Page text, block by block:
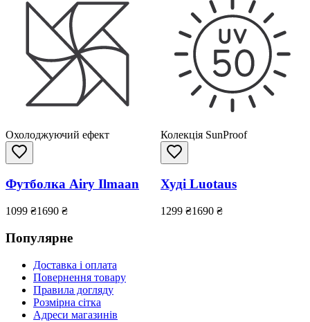
Охолоджуючий ефект
Футболка Airy Ilmaan
1099 ₴1690 ₴
Колекція SunProof
Худі Luotaus
1299 ₴1690 ₴
Популярне
Доставка і оплата
Повернення товару
Правила догляду
Розмірна сітка
Адреси магазинів